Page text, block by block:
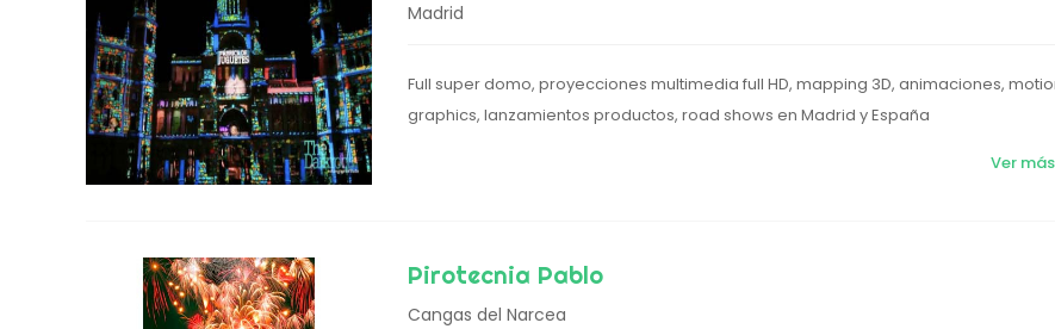
Madrid
Full super domo, proyecciones multimedia full HD, mapping 3D, animaciones,
graphics, lanzamientos productos, road shows en Madrid y España
Ver más
Pirotecnia Pablo
Cangas del Narcea